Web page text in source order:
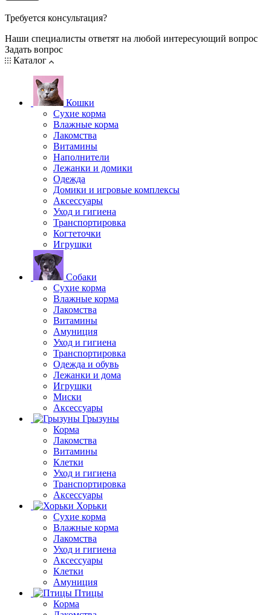
Требуется консультация?
Наши специалисты ответят на любой интересующий вопрос
Задать вопрос
Каталог
Кошки
Сухие корма
Влажные корма
Лакомства
Витамины
Наполнители
Лежанки и домики
Одежда
Домики и игровые комплексы
Аксессуары
Уход и гигиена
Транспортировка
Когтеточки
Игрушки
Собаки
Сухие корма
Влажные корма
Лакомства
Витамины
Амуниция
Уход и гигиена
Транспортировка
Одежда и обувь
Лежанки и дома
Игрушки
Миски
Аксессуары
Грызуны
Корма
Лакомства
Витамины
Клетки
Уход и гигиена
Транспортировка
Аксессуары
Хорьки
Сухие корма
Влажные корма
Лакомства
Уход и гигиена
Аксессуары
Клетки
Амуниция
Птицы
Корма